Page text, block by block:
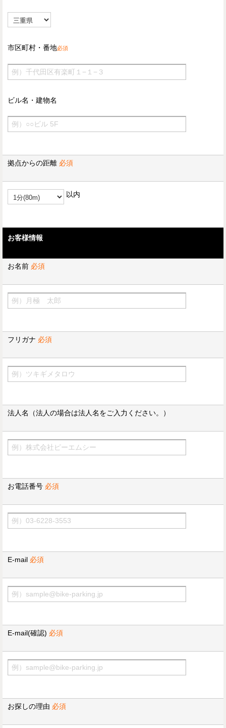
市区町村・番地必須
ビル名・建物名
拠点からの距離 必須
以内
お客様情報
お名前 必須
フリガナ 必須
法人名（法人の場合は法人名をご入力ください。）
お電話番号 必須
E-mail 必須
E-mail(確認) 必須
お探しの理由 必須